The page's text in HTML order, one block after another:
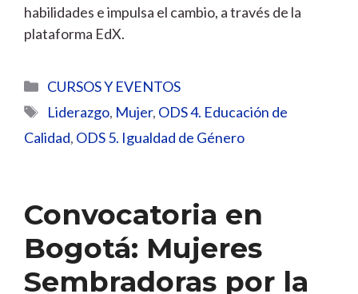
habilidades e impulsa el cambio, a través de la
plataforma EdX.
Categorías
CURSOS Y EVENTOS
Etiquetas
Liderazgo, Mujer, ODS 4. Educación de
Calidad, ODS 5. Igualdad de Género
Convocatoria en
Bogotá: Mujeres
Sembradoras por la